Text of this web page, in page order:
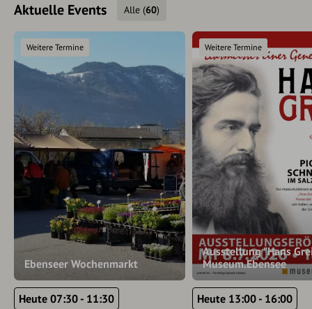
Aktuelle Events Alle (60)
Ebenseer Wochenmarkt
Weitere Termine
Heute 07:30 - 11:30
Ausstellung "Hans
Museum.Ebensee
Weitere Termine
Heute 13:00 - 16:00